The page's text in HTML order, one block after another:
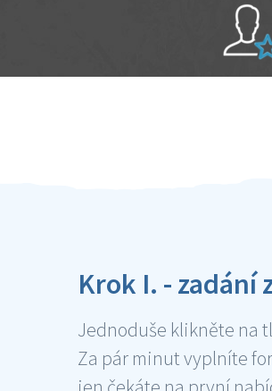
Krok I. - zadání
Jednoduše klikněte na
Za pár minut vyplníte